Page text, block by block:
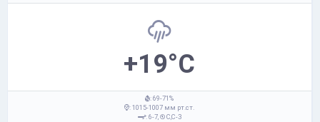
+19°C
: 69-71%
: 1015-1007 мм рт.ст.
: 6-7,
С,С-З